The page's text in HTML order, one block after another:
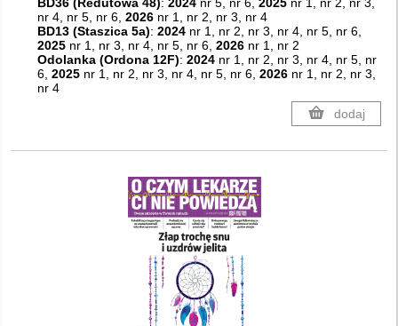
nr 4, nr 5, nr 6, 2026nr 1, nr 2, nr 3, nr 4
BD13 (Staszica 5a): 2024nr 1, nr 2, nr 3, nr 4, nr 5, nr 6,
2025nr 1, nr 3, nr 4, nr 5, nr 6, 2026nr 1, nr 2
Odolanka (Ordona 12F): 2024nr 1, nr 2, nr 3, nr 4, nr 5, nr
6, 2025nr 1, nr 2, nr 3, nr 4, nr 5, nr 6, 2026nr 1, nr 2, nr 3,
nr 4
dodaj